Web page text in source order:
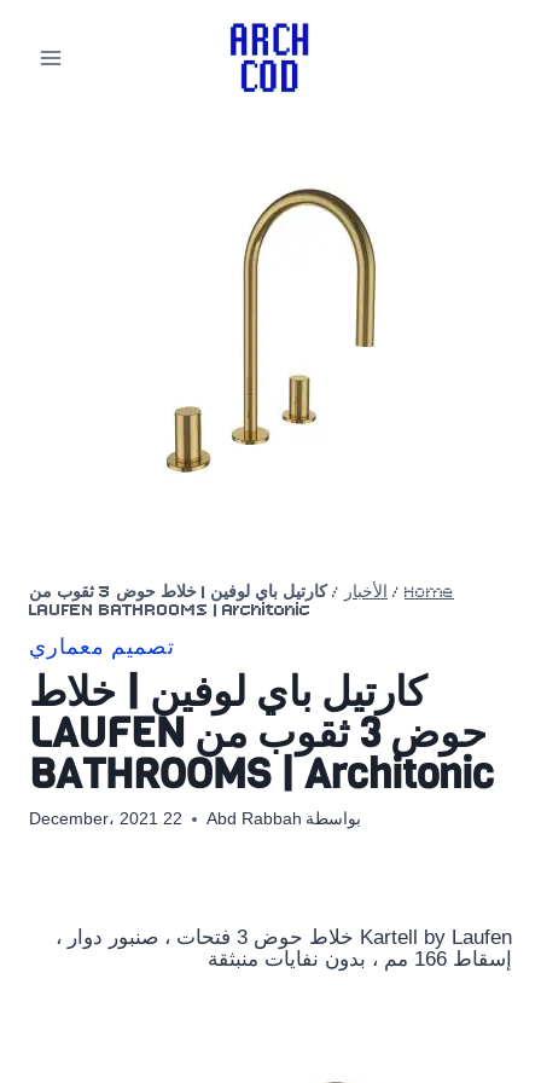
Home
/ الأخبار /
كارتيل باي لوفين | خلاط حوض 3 ثقوب من
LAUFEN BATHROOMS | Architonic
تصميم معماري
كارتيل باي لوفين | خلاط
حوض 3 ثقوب من LAUFEN
BATHROOMS | Architonic
بواسطة Abd Rabbah 22 December، 2021
Kartell by Laufen خلاط حوض 3 فتحات ، صنبور دوار ،
إسقاط 166 مم ، بدون نفايات منبثقة